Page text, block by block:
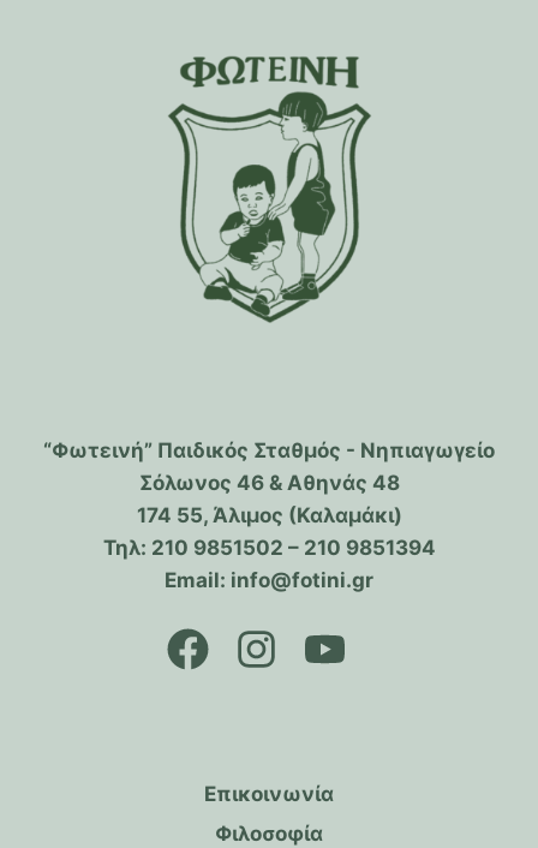
“Φωτεινή” Παιδικός Σταθμός - Νηπιαγωγείο
Σόλωνος 46 & Αθηνάς 48
174 55, Άλιμος (Καλαμάκι)
Τηλ: 210 9851502 – 210 9851394
Email: info@fotini.gr
Επικοινωνία
Φιλοσοφία